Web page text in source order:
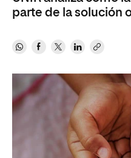
parte de la solución